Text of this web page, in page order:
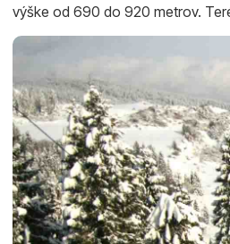
výške od 690 do 920 metrov.